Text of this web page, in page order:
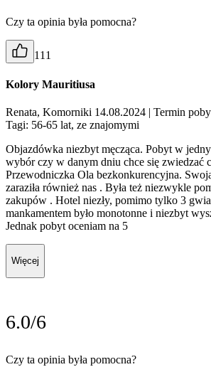
Czy ta opinia była pomocna?
111
Kolory Mauritiusa
Renata, Komorniki 14.08.2024 | Termin
Tagi: 56-65 lat, ze znajomymi
Objazdówka niezbyt męcząca. Pobyt w
wybór czy w danym dniu chce się zwiedzać
Przewodniczka Ola bezkonkurencyjna.
zaraziła również nas . Była też niezwykle
zakupów . Hotel niezły, pomimo tylko 3
mankamentem było monotonne i niezbyt
Jednak pobyt oceniam na 5
Więcej
6.0/6
Czy ta opinia była pomocna?